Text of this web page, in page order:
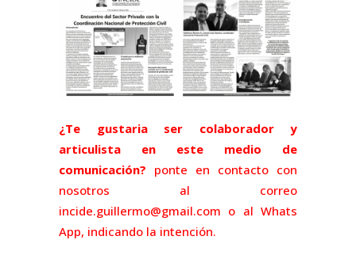
¿Te gustaria ser colaborador y
articulista en este medio de
comunicación? ponte en contacto con
nosotros al correo
incide.guillermo@gmail.com o al Whats
App, indicando la intención.